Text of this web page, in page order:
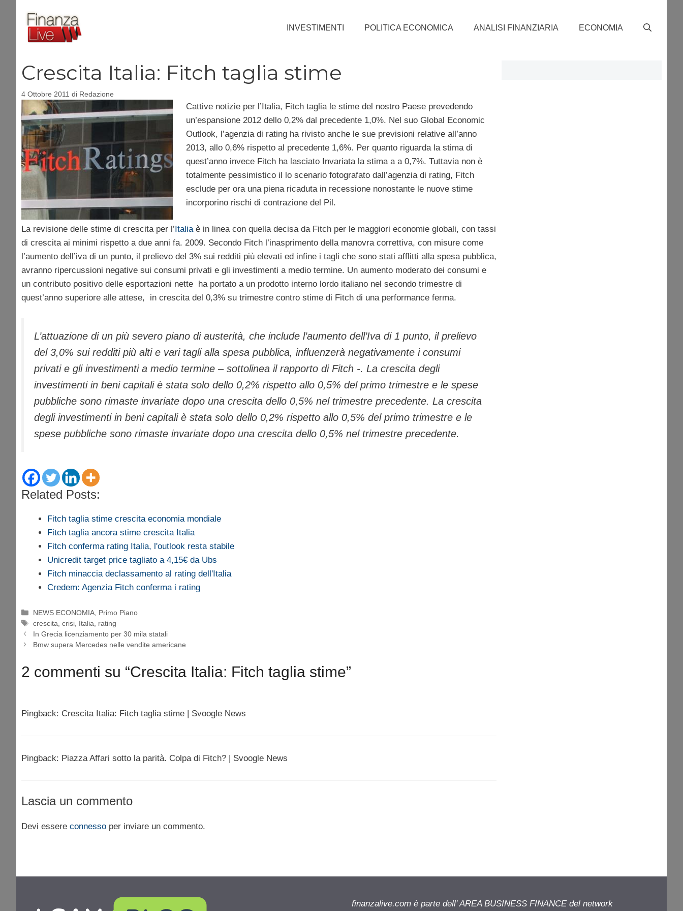
contenuto
INVESTIMENTI POLITICA ECONOMICA ANALISI FINANZIARIA ECONOMIA
Crescita Italia: Fitch taglia stime
4 Ottobre 2011 di Redazione
Cattive notizie per l’Italia, Fitch taglia le stime del nostro Paese prevedendo
un’espansione 2012 dello 0,2% dal precedente 1,0%. Nel suo Global Economic
Outlook, l’agenzia di rating ha rivisto anche le sue previsioni relative all’anno
2013, allo 0,6% rispetto al precedente 1,6%. Per quanto riguarda la stima di
quest’anno invece Fitch ha lasciato Invariata la stima a a 0,7%. Tuttavia non è
totalmente pessimistico il lo scenario fotografato dall’agenzia di rating, Fitch
esclude per ora una piena ricaduta in recessione nonostante le nuove stime
incorporino rischi di contrazione del Pil.
La revisione delle stime di crescita per l’ Italiaè in linea con quella decisa da Fitch per le maggiori economie globali, con tassi
di crescita ai minimi rispetto a due anni fa. 2009. Secondo Fitch l’inasprimento della manovra correttiva, con misure come
l’aumento dell’iva di un punto, il prelievo del 3% sui redditi più elevati ed infine i tagli che sono stati afflitti alla spesa pubblica,
avranno ripercussioni negative sui consumi privati e gli investimenti a medio termine. Un aumento moderato dei consumi e
un contributo positivo delle esportazioni nette ha portato a un prodotto interno lordo italiano nel secondo trimestre di
quest’anno superiore alle attese, in crescita del 0,3% su trimestre contro stime di Fitch di una performance ferma.
L’attuazione di un più severo piano di austerità, che include l’aumento dell’Iva di 1 punto, il prelievo
del 3,0% sui redditi più alti e vari tagli alla spesa pubblica, influenzerà negativamente i consumi
privati e gli investimenti a medio termine – sottolinea il rapporto di Fitch -. La crescita degli
investimenti in beni capitali è stata solo dello 0,2% rispetto allo 0,5% del primo trimestre e le spese
pubbliche sono rimaste invariate dopo una crescita dello 0,5% nel trimestre precedente. La crescita
degli investimenti in beni capitali è stata solo dello 0,2% rispetto allo 0,5% del primo trimestre e le
spese pubbliche sono rimaste invariate dopo una crescita dello 0,5% nel trimestre precedente.
Related Posts:
Fitch taglia stime crescita economia mondiale
Fitch taglia ancora stime crescita Italia
Fitch conferma rating Italia, l'outlook resta stabile
Unicredit target price tagliato a 4,15€ da Ubs
Fitch minaccia declassamento al rating dell'Italia
Credem: Agenzia Fitch conferma i rating
Categorie
NEWS ECONOMIA Primo Piano
Tag
crescita ,crisi Italia
rating
In Grecia licenziamento per 30 mila statali
Bmw supera Mercedes nelle vendite americane
2 commenti su “Crescita Italia: Fitch taglia stime”
Pingback: Crescita Italia: Fitch taglia stime | Svoogle News
Pingback: Piazza Affari sotto la parità. Colpa di Fitch? | Svoogle News
Lascia un commento
Devi essere connesso per inviare un commento.
finanzalive.com è parte dell' AREA BUSINESS FINANCE del network